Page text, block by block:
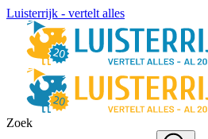
Luisterrijk - vertelt alles
Zoek